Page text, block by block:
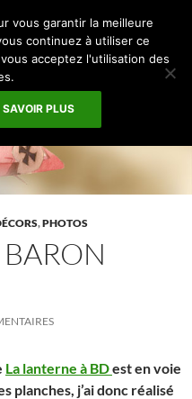
,PHOTOS
La lanterne à BDest en voie
planches, j’ai donc réalisé
vous garantir la meilleure
continuez à utiliser ce
acceptez l'utilisation des
SAVOIR PLUS